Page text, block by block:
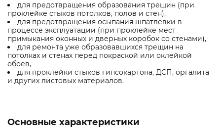
для предотвращения образования трещин (при
проклейке стыков потолков, полов и стен),
для предотвращения осыпания шпатлевки в
процессе эксплуатации (при проклейке мест
примыкания оконных и дверных коробок со стенами),
для ремонта уже образовавшихся трещин на
потолках и стенах перед покраской или оклейкой
обоев,
для проклейки стыков гипсокартона, ДСП, оргалита
и других листовых материалов.
Основные характеристики